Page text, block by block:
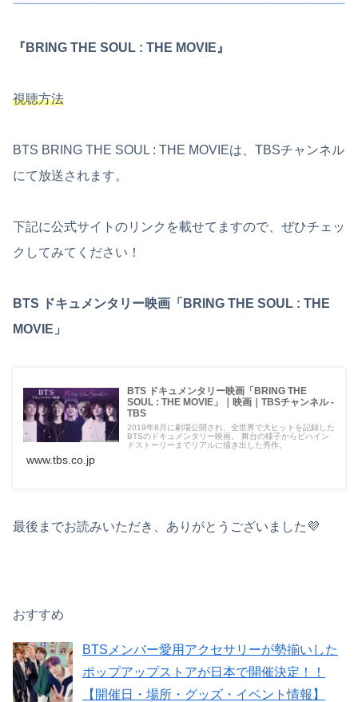
『BRING THE SOUL : THE MOVIE』
視聴方法
BTS BRING THE SOUL : THE MOVIEは、TBSチャンネル
にて放送されます。
下記に公式サイトのリンクを載せてますので、ぜひチェッ
クしてみてください！
BTS ドキュメンタリー映画「BRING THE SOUL : THE
MOVIE」
BTS ドキュメンタリー映画「BRING THE
SOUL : THE MOVIE」｜映画｜TBSチャンネル -
TBS
2019年8月に劇場公開され、全世界で大ヒットを記録した
BTSのドキュメンタリー映画。 舞台の様子からビハイン
ドストーリーまでリアルに描き出した秀作。
www.tbs.co.jp
最後までお読みいただき、ありがとうございました💜
おすすめ
BTSメンバー愛用アクセサリーが勢揃いした
ポップアップストアが日本で開催決定！！
【開催日・場所・グッズ・イベント情報】